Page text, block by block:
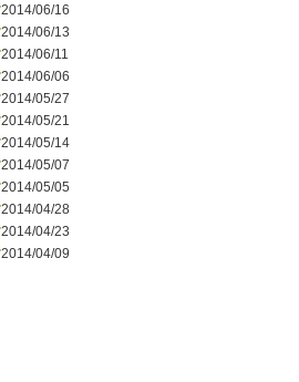
2014/06/16
2014/06/13
2014/06/11
2014/06/06
2014/05/27
2014/05/21
2014/05/14
2014/05/07
2014/05/05
2014/04/28
2014/04/23
2014/04/09